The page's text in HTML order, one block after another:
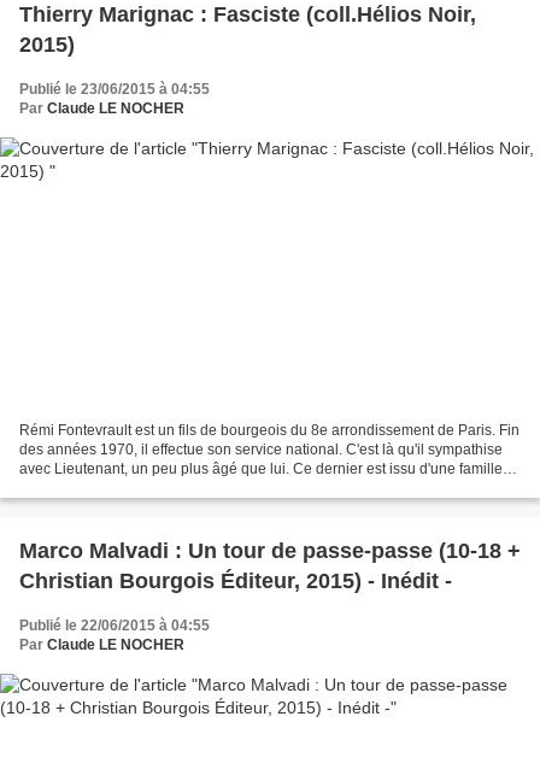
Thierry Marignac : Fasciste (coll.Hélios Noir,
2015)
Publié le 23/06/2015 à 04:55
Par Claude LE NOCHER
Rémi Fontevrault est un fils de bourgeois du 8e arrondissement de Paris. Fin
des années 1970, il effectue son service national. C'est là qu'il sympathise
avec Lieutenant, un peu plus âgé que lui. Ce dernier est issu d'une famille
Marco Malvadi : Un tour de passe-passe (10-18 +
Christian Bourgois Éditeur, 2015) - Inédit -
Publié le 22/06/2015 à 04:55
Par Claude LE NOCHER